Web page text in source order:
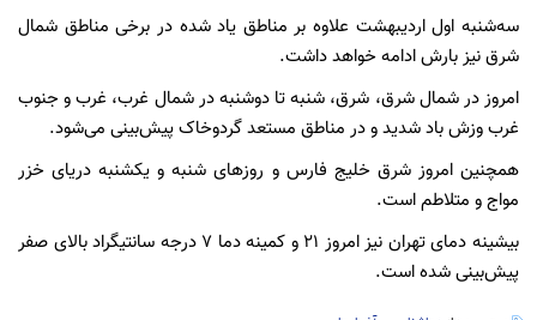
سه‌شنبه اول اردیبهشت علاوه بر مناطق یاد شده در برخی مناطق شمال
شرق نیز بارش ادامه خواهد داشت.
امروز در شمال شرق، شرق، شنبه تا دوشنبه در شمال غرب، غرب و جنوب
غرب وزش باد شدید و در مناطق مستعد گردوخاک پیش‌بینی می‌شود.
همچنین امروز شرق خلیج فارس و روزهای شنبه و یکشنبه دریای خزر
مواج و متلاطم است.
بیشینه دمای تهران نیز امروز ۲۱ و کمینه دما ۷ درجه سانتیگراد بالای صفر
پیش‌بینی شده است.